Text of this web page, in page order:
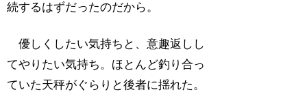
続するはずだったのだから。
優しくしたい気持ちと、意趣返しし
てやりたい気持ち。ほとんど釣り合っ
ていた天秤がぐらりと後者に揺れた。